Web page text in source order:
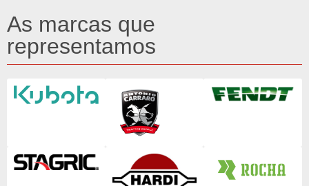
As marcas que
representamos